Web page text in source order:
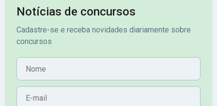
Notícias de concursos
Cadastre-se e receba novidades diariamente sobre
concursos
Nome
E-mail